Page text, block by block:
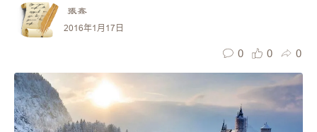
張鑫
2016年1月17日
0 0 0